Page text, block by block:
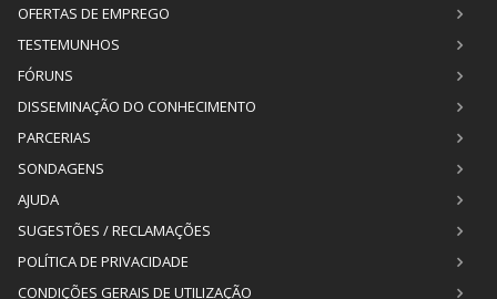
OFERTAS DE EMPREGO
TESTEMUNHOS
FÓRUNS
DISSEMINAÇÃO DO CONHECIMENTO
PARCERIAS
SONDAGENS
AJUDA
SUGESTÕES / RECLAMAÇÕES
POLÍTICA DE PRIVACIDADE
CONDIÇÕES GERAIS DE UTILIZAÇÃO